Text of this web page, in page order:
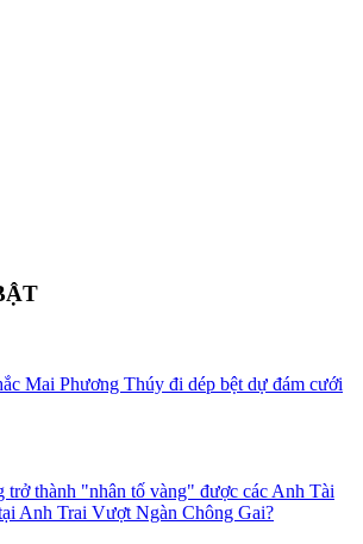
Mai Phương Thúy đi dép bệt dự đám cưới
thành "nhân tố vàng" được các Anh Tài
Anh Trai Vượt Ngàn Chông Gai?